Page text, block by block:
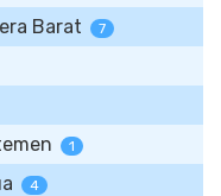
Barat 7
1
4